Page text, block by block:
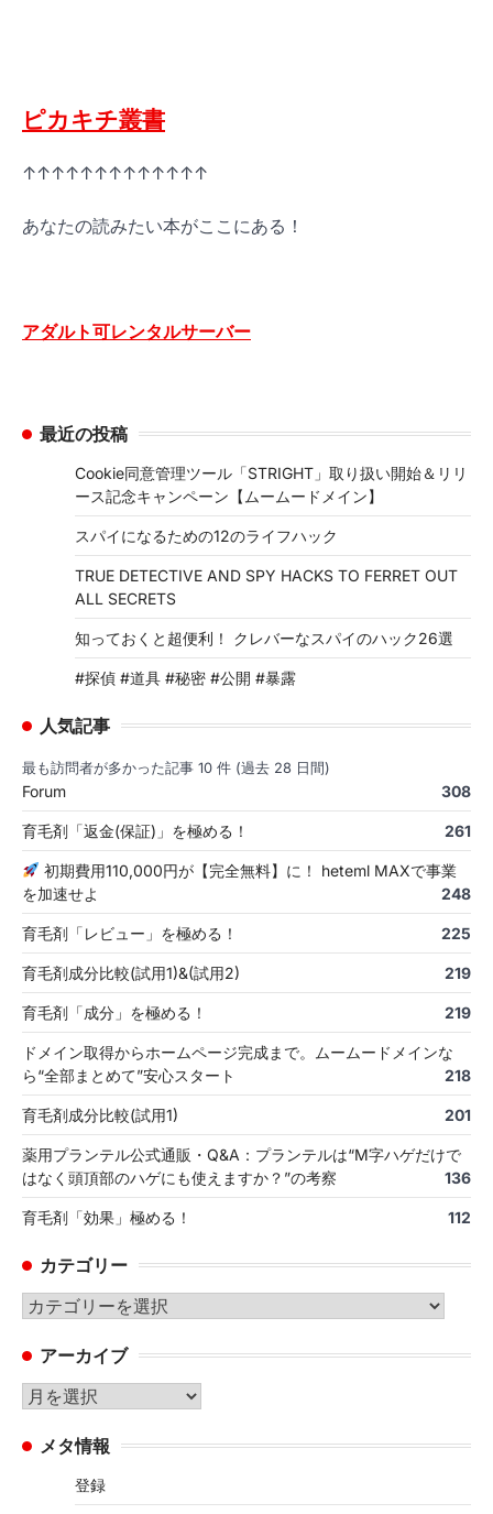
ピカキチ叢書
↑↑↑↑↑↑↑↑↑↑↑↑↑
あなたの読みたい本がここにある！
アダルト可レンタルサーバー
最近の投稿
Cookie同意管理ツール「STRIGHT」取り扱い開始＆リリ
ース記念キャンペーン【ムームードメイン】
スパイになるための12のライフハック
TRUE DETECTIVE AND SPY HACKS TO FERRET OUT
ALL SECRETS
知っておくと超便利！ クレバーなスパイのハック26選
#探偵 #道具 #秘密 #公開 #暴露
人気記事
最も訪問者が多かった記事 10 件 (過去 28 日間)
Forum 308
育毛剤「返金(保証)」を極める！ 261
初期費用110,000円が【完全無料】に！ heteml MAXで事業
を加速せよ
248
育毛剤「レビュー」を極める！ 225
育毛剤成分比較(試用1)&(試用2) 219
育毛剤「成分」を極める！ 219
ドメイン取得からホームページ完成まで。ムームードメインな
ら“全部まとめて”安心スタート
218
育毛剤成分比較(試用1) 201
薬用プランテル公式通販・Q&A：プランテルは“M字ハゲだけで
はなく頭頂部のハゲにも使えますか？”の考察
136
育毛剤「効果」極める！ 112
カテゴリー
カ
ゴ
リ
ー
アーカイブ
ア
カ メタ情報
登録